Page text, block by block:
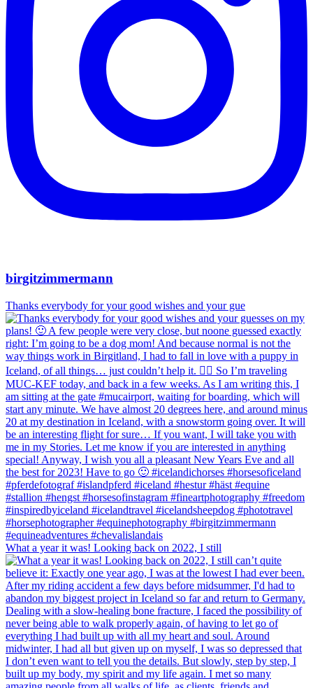
birgitzimmermann
Thanks everybody for your good wishes and your gue
What a year it was! Looking back on 2022, I still